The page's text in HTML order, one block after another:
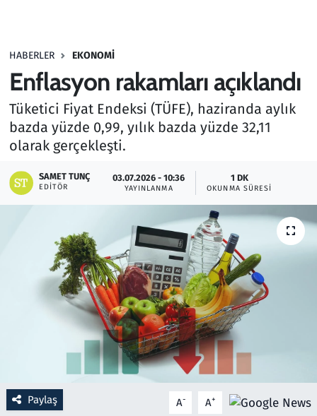
HABERLER EKONOMI
Enflasyon rakamları açıklandı
Tüketici Fiyat Endeksi (TÜFE), haziranda aylık
bazda yüzde 0,99, yılık bazda yüzde 32,11
olarak gerçekleşti.
SAMET TUNÇ
EDITÖR
03.07.2026 - 10:36
YAYINLANMA
1 DK
OKUNMA SÜRESI
Paylaş A- A+
Haber
Kültür Sanat
Kurumsal Haberler
Memur ve Kamu
Otomobil
Oyun
Ramazan
Resmi İlanlar